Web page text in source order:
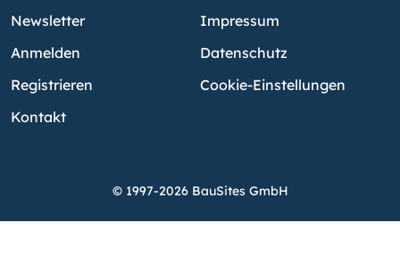
Newsletter
Anmelden
Registrieren
Kontakt
Impressum
Datenschutz
Cookie-Einstellungen
© 1997-2026 BauSites GmbH